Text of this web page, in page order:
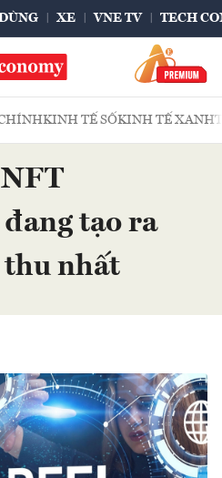
XE VNE TV TECH
KINH TẾ SỐKINH TẾ XANH
tạo ra
thu nhất